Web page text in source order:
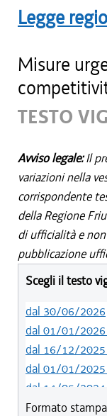
Legge
Misure
TESTO
Avviso legale:Il
variazioni nella
corrispondente
della Regione
di ufficialità e
pubblicazione
Scegli il testo
dal 30/06/2026
dal 01/01/
dal 16/12/
dal 01/01/
dal 14/05/
dal 12/08/2023
Formato